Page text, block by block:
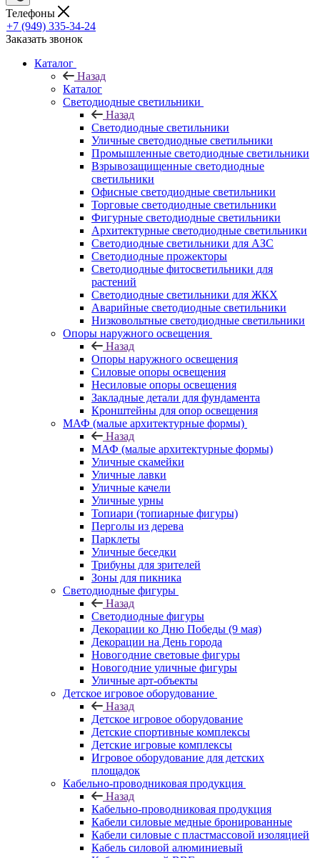
Телефоны
+7 (949) 335-34-24
Заказать звонок
Каталог
Назад
Каталог
Светодиодные светильники
Назад
Светодиодные светильники
Уличные светодиодные светильники
Промышленные светодиодные светильники
Взрывозащищенные светодиодные
светильники
Офисные светодиодные светильники
Торговые светодиодные светильники
Фигурные светодиодные светильники
Архитектурные светодиодные светильники
Светодиодные светильники для АЗС
Светодиодные прожекторы
Светодиодные фитосветильники для
растений
Светодиодные светильники для ЖКХ
Аварийные светодиодные светильники
Низковольтные светодиодные светильники
Опоры наружного освещения
Назад
Опоры наружного освещения
Силовые опоры освещения
Несиловые опоры освещения
Закладные детали для фундамента
Кронштейны для опор освещения
МАФ (малые архитектурные формы)
Назад
МАФ (малые архитектурные формы)
Уличные скамейки
Уличные лавки
Уличные качели
Уличные урны
Топиари (топиарные фигуры)
Перголы из дерева
Парклеты
Уличные беседки
Трибуны для зрителей
Зоны для пикника
Светодиодные фигуры
Назад
Светодиодные фигуры
Декорации ко Дню Победы (9 мая)
Декорации на День города
Новогодние световые фигуры
Новогодние уличные фигуры
Уличные арт-объекты
Детское игровое оборудование
Назад
Детское игровое оборудование
Детские спортивные комплексы
Детские игровые комплексы
Игровое оборудование для детских
площадок
Кабельно-проводниковая продукция
Назад
Кабельно-проводниковая продукция
Кабели силовые медные бронированные
Кабели силовые с пластмассовой изоляцией
Кабель силовой алюминиевый